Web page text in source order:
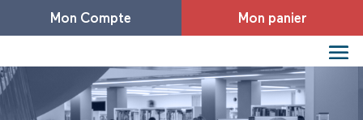
Mon Compte Mon panier